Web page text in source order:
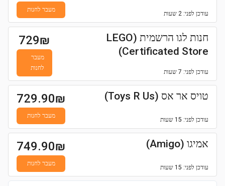
עודכן לפני: 2 שעות
מעבר לחנות
חנות לגו הרשמית (LEGO
Certificated Store)
עודכן לפני: 7 שעות
729₪
מעבר
לחנות
טויס אר אס (Toys R Us)
עודכן לפני: 15 שעות
729.90₪
מעבר לחנות
אמיגו (Amigo)
עודכן לפני: 15 שעות
749.90₪
מעבר לחנות